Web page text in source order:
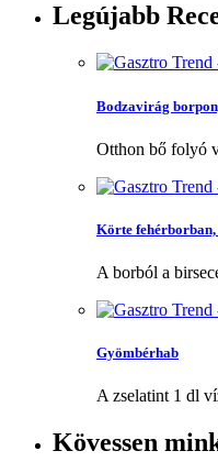
Legújabb
Bodzavirág
Otthon bő folyó
Körte fehérborban,
A borból a
Gyömbérhab
A zselatint 1 dl
Kövessen